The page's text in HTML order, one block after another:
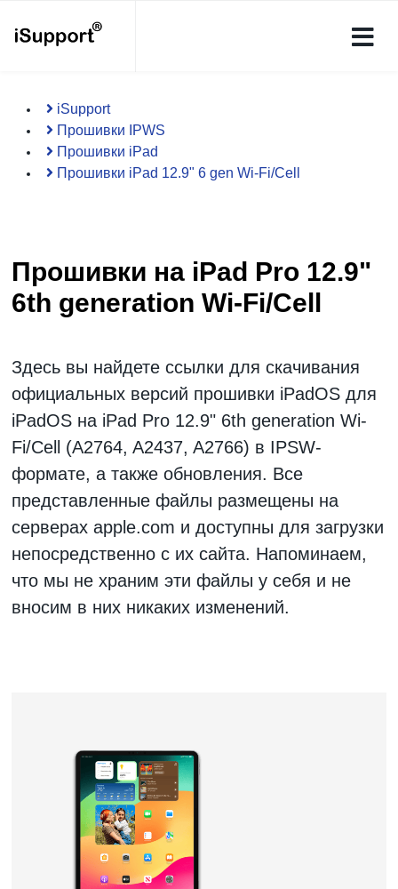
iSupport
Прошивки IPWS
Прошивки iPad
Прошивки iPad 12.9" 6 gen Wi-Fi/Cell
Прошивки на iPad Pro 12.9"
6th generation Wi-Fi/Cell
Здесь вы найдете ссылки для скачивания
официальных версий прошивки iPadOS для
iPadOS на iPad Pro 12.9" 6th generation Wi-
Fi/Cell (A2764, A2437, A2766) в IPSW-
формате, а также обновления. Все
представленные файлы размещены на
серверах apple.com и доступны для загрузки
непосредственно с их сайта. Напоминаем,
что мы не храним эти файлы у себя и не
вносим в них никаких изменений.